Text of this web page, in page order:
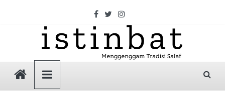
Istinbat
Menggenggam